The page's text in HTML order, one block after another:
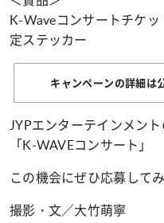
K-Waveコンサートチケ
定ステッカー
キャンペーンの詳細は
JYPエンターテインメン
「K-WAVEコンサート」
この機会にぜひ応募して
撮影・文／大竹萌寧